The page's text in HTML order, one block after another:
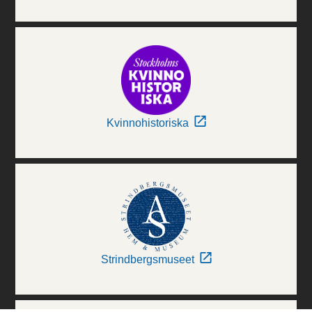
Kvinnohistoriska
Strindbergsmuseet